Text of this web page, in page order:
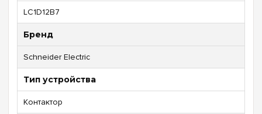
LC1D12B7
Бренд
Schneider Electric
Тип устройства
Контактор